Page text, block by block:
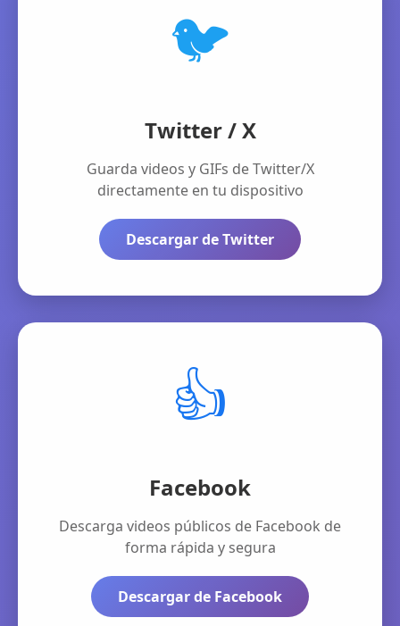
🐦
Twitter / X
Guarda videos y GIFs de Twitter/X
directamente en tu dispositivo
Descargar de Twitter
👍
Facebook
Descarga videos públicos de Facebook de
forma rápida y segura
Descargar de Facebook